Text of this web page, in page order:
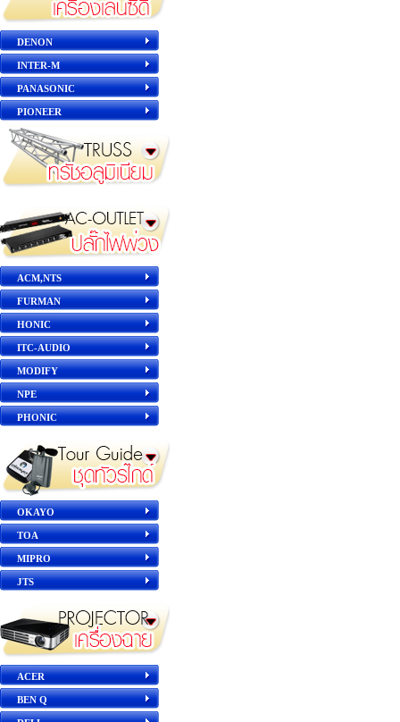
DENON
INTER-M
PANASONIC
PIONEER
ACM,NTS
FURMAN
HONIC
ITC-AUDIO
MODIFY
NPE
PHONIC
OKAYO
TOA
MIPRO
JTS
ACER
BEN Q